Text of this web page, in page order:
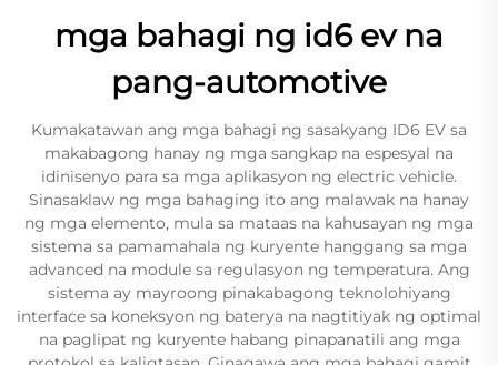
mga bahagi ng id6 ev na
pang-automotive
Kumakatawan ang mga bahagi ng sasakyang ID6 EV sa
makabagong hanay ng mga sangkap na espesyal na
idinisenyo para sa mga aplikasyon ng electric vehicle.
Sinasaklaw ng mga bahaging ito ang malawak na hanay
ng mga elemento, mula sa mataas na kahusayan ng mga
sistema sa pamamahala ng kuryente hanggang sa mga
advanced na module sa regulasyon ng temperatura. Ang
sistema ay mayroong pinakabagong teknolohiyang
interface sa koneksyon ng baterya na nagtitiyak ng optimal
na paglipat ng kuryente habang pinapanatili ang mga